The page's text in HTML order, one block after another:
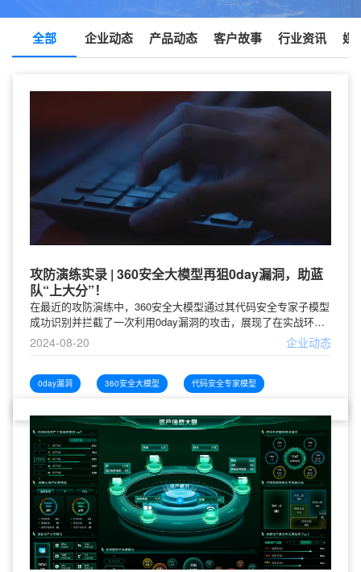
全部 企业动态 产品动态 客户故事 行业资讯 媒
攻防演练实录 | 360安全大模型再狙0day漏洞，助蓝
队“上大分”！
在最近的攻防演练中，360安全大模型通过其代码安全专家子模型
成功识别并拦截了一次利用0day漏洞的攻击，展现了在实战环境
中对未知威胁的有效防御能力，为政企单位提供了全天候的安全
保障。
2024-08-20 企业动态
0day漏洞 360安全大模型 代码安全专家模型